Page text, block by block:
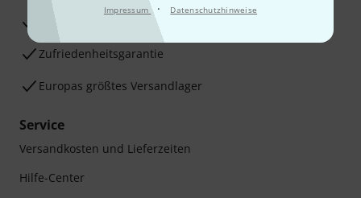
Impressum · Datenschutzhinweise
Beratung durch Fachexperten
Zufriedenheitsgarantie
Europas größtes Versandlager
Service
Versandkosten und Lieferzeiten
Hilfe-Center